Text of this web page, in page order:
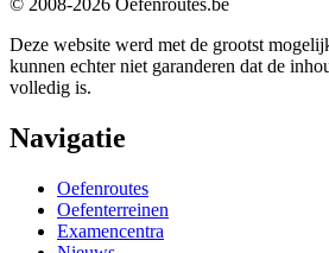
© 2008-2026 Oefenroutes.be
Deze website werd met de grootst
kunnen echter niet garanderen dat de
volledig is.
Navigatie
Oefenroutes
Oefenterreinen
Examencentra